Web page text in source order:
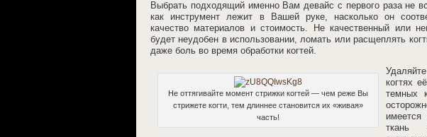
Выбрать подходящий именно Вам девайс с первого раза не
как инструмент лежит в Вашей руке, насколько он
качество материалов и стоимость. Не качественный или
будет неудобен в использовании, ломать или расщеплять
даже боль во время обработки когтей.
Не оттягивайте момент стрижки когтей — чем реже Вы
стрижете когти, тем длиннее становится их «живая»
часть!
когтях
темных
имеется
ткань